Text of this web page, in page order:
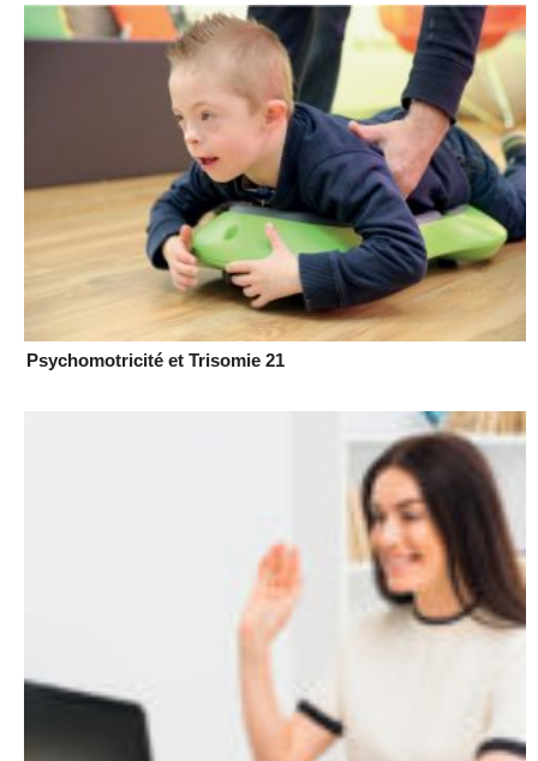
Psychomotricité et Trisomie 21